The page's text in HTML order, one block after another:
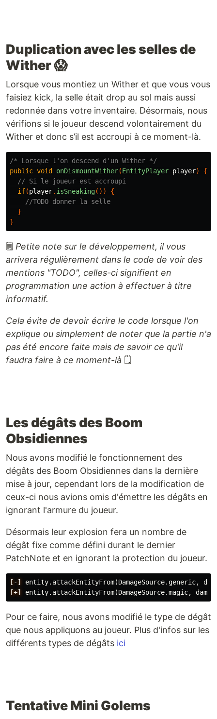
Duplication avec les selles de
Wither 😱
Lorsque vous montiez un Wither et que vous vous
faisiez kick, la selle était drop au sol mais aussi
redonnée dans votre inventaire. Désormais, nous
vérifions si le joueur descend volontairement du
Wither et donc s’il est accroupi à ce moment-là.
/* Lorsque l'on descend d'un Wither */
public void onDismountWither(EntityPlayer player)
{
// Si le joueur est accroupi
if(player. isSneaking())
{
//TODO donner la selle
}
}
🗒️ Petite note sur le développement, il vous
arrivera régulièrement dans le code de voir des
mentions "TODO", celles-ci signifient en
programmation une action à effectuer à titre
informatif.
Cela évite de devoir écrire le code lorsque l'on
explique ou simplement de noter que la partie n'a
pas été encore faite mais de savoir ce qu'il
faudra faire à ce moment-là 🗒️
Les dégâts des Boom
Obsidiennes
Nous avons modifié le fonctionnement des
dégâts des Boom Obsidiennes dans la dernière
mise à jour, cependant lors de la modification de
ceux-ci nous avions omis d'émettre les dégâts en
ignorant l'armure du joueur.
Désormais leur explosion fera un nombre de
dégât fixe comme défini durant le dernier
PatchNote et en ignorant la protection du joueur.
[-]
[+]
Pour ce faire, nous avons modifié le type de dégât
que nous appliquons au joueur. Plus d'infos sur les
différents types de dégâts ici
Tentative Mini Golems